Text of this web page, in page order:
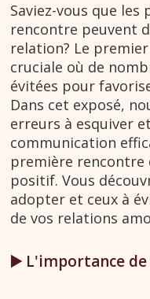
Saviez-vous que
rencontre peuvent
relation? Le
cruciale où de
évitées pour
Dans cet exposé,
erreurs à esquiver
communication
première rencontre
positif. Vous
adopter et ceux à
de vos relations
▶️ L'importance